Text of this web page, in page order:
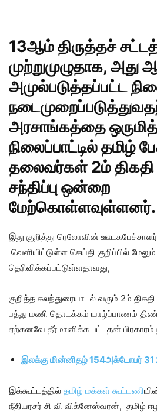
13ஆம் திருத்தச்
முற்றுமுழுதாக, அது
அமுல்படுத்தப்பட்ட
அரசாங்கத்தை
நிலைப்பாட்டில் தமிழ்
தலைவர்கள் 2ம் திகதி
சந்திப்பு ஒன்றை
மேற்கொள்ளவுள்ளனர்.
இது குறித்து ரெலோவின் ஊடகபேச்சாளர்
வெளியிட்டுள்ள செய்தி குறிப்பில் மேலும்
தெரிவிக்கப்பட்டுள்ளதாவது,
குறித்த கலந்துரையாடல் வரும் 2ம்
பத்து மணி தொடக்கம் யாழ்ப்பாணம்
ஏற்கனவே தீர்மானிக்க பட்டதன்
இலக்கு மின்னிதழ் 154அக்டோபர் 31
இக்கூட்டத்தில் தமிழ் மக்கள் கூட்டணி
நீதியரசர் சி வி விக்னேஸ்வரன், தமிழ்